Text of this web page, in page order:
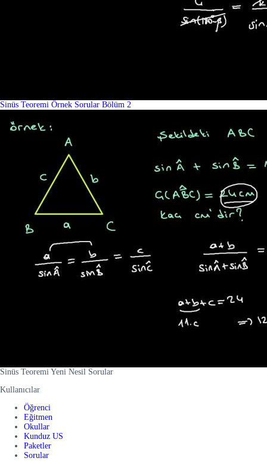
Sinüs Teoremi Örnek Sorular Bölüm 2
Sinüs Teoremi Yeni Nesil Sorular
Kullanıcılar
Öğrenci
Eğitmen
Okullar
Kunduz US
Paketler
Sorular